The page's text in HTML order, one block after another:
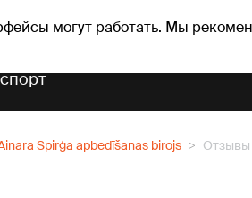
могут работать. Мы
Гороскопы
Spirģa apbedīšanas birojs Отзывы